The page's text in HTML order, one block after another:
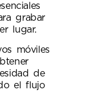
grabar
lugar.
móviles
de
el flujo